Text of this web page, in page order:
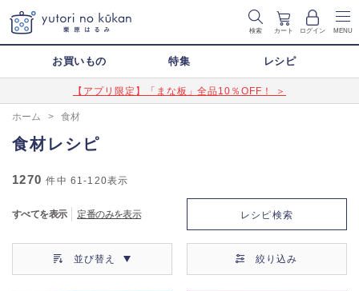
検索 カート ログイン MENU
お買いもの 特集 レシピ
【アプリ限定】「まな板」全品10％OFF！ ＞
ホーム > 食材
食材レシピ
1270 件中 61-120表示
すべてを表示 定番のみを表示 レシピ検索
並び替え 絞り込み